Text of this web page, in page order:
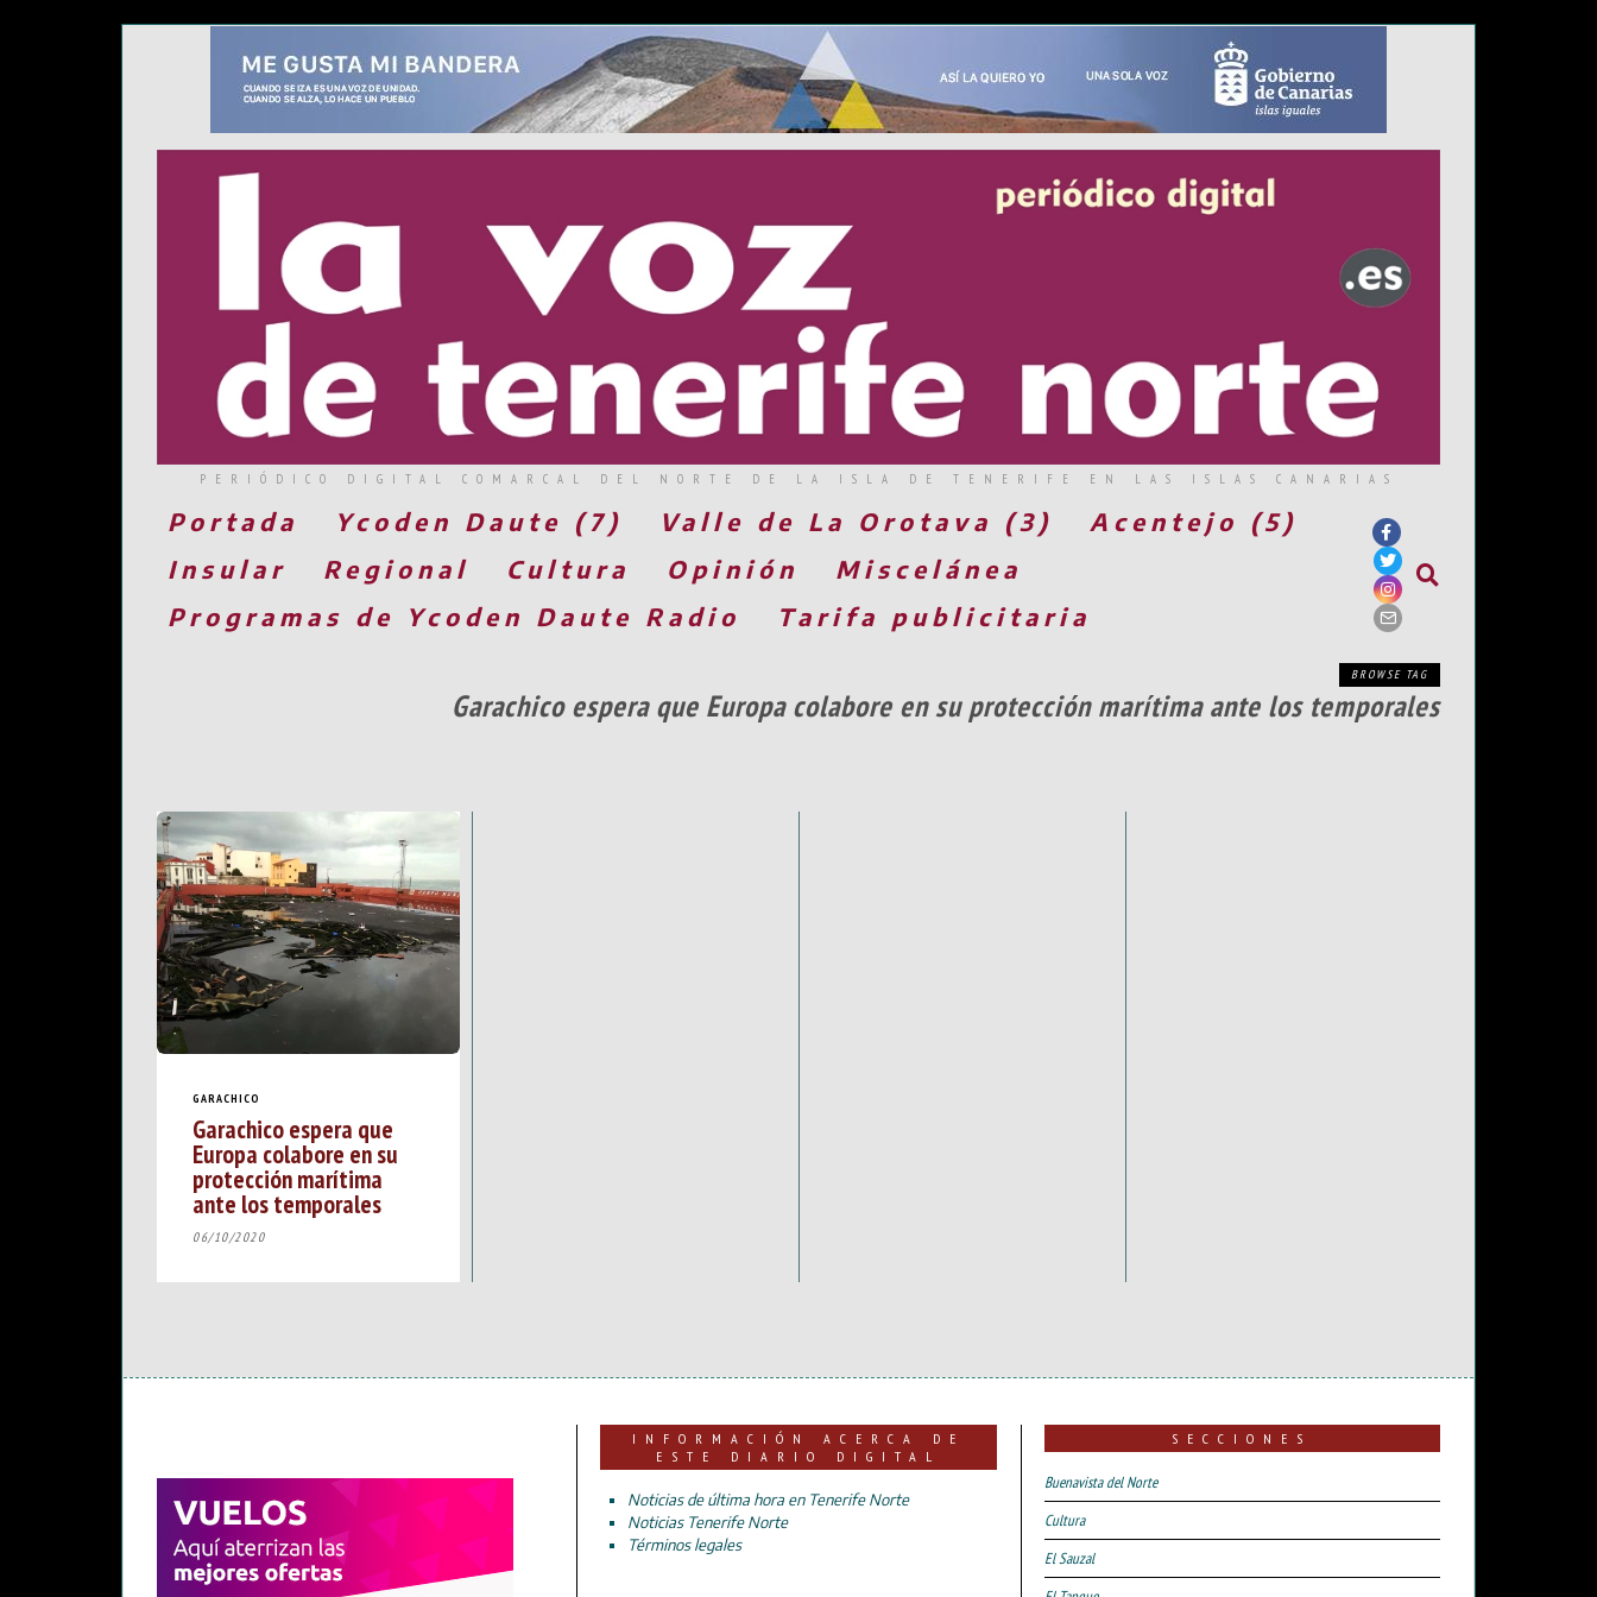
PERIÓDICO DIGITAL COMARCAL DEL NORTE DE LA ISLA DE TENERIFE EN LAS ISLAS CANARIAS
Portada Ycoden Daute (7) Valle de La Orotava (3)
Acentejo (5)
Insular
Regional Cultura Opinión
Miscelánea
Programas de Ycoden Daute Radio
Tarifa publicitaria
BROWSE TAG
Garachico espera que Europa colabore en su protección marítima ante los temporales
GARACHICO
Garachico espera que
Europa colabore en su
protección marítima
ante los temporales
06/10/2020
INFORMACIÓN ACERCA DE
ESTE DIARIO DIGITAL
Noticias de última hora en Tenerife Norte
Noticias Tenerife Norte
Términos legales
SECCIONES
Buenavista del Norte
Cultura
El Sauzal